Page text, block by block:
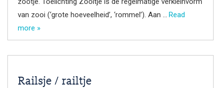
van zooi (‘grote hoeveelheid’, ‘rommel’). Aan … Read
more »
Railsje / railtje